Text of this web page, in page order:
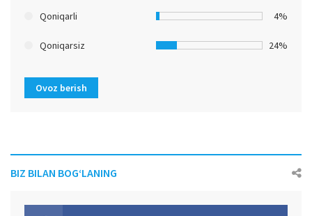
Qoniqarli 4%
Qoniqarsiz 24%
Ovoz berish
BIZ BILAN BOG‘LANING